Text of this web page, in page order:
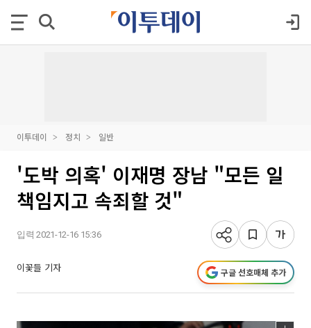
이투데이 정치 일반
'도박 의혹' 이재명 장남 "모든 일
책임지고 속죄할 것"
입력 2021-12-16 15:36
이꽃들 기자 구글 선호매체 추가